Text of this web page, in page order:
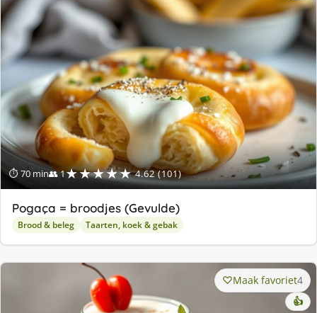
⏱ 70 min👥 1★★★★★ 4.62 (101)
Pogaça = broodjes (Gevulde)
Brood & beleg Taarten, koek & gebak
Maak favoriet4
👍